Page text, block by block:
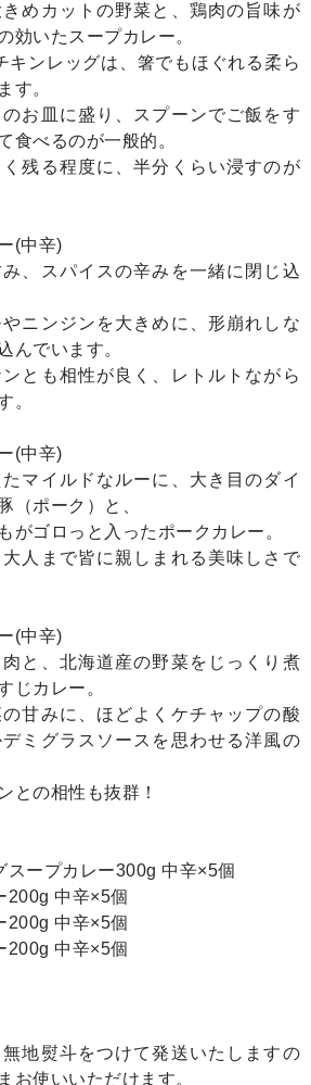
めカットの野菜と、鶏肉の旨味が
効いたスープカレー。
キンレッグは、箸でもほぐれる柔ら
す。
お皿に盛り、スプーンでご飯をす
食べるのが一般的。
残る程度に、半分くらい浸すのが
(中辛)
、スパイスの辛みを一緒に閉じ込
ニンジンを大きめに、形崩れしな
んでいます。
とも相性が良く、レトルトながら
。
(中辛)
マイルドなルーに、大き目のダイ
（ポーク）と、
がゴロっと入ったポークカレー。
人まで皆に親しまれる美味しさで
(中辛)
と、北海道産の野菜をじっくり煮
じカレー。
甘みに、ほどよくケチャップの酸
ミグラスソースを思わせる洋風の
との相性も抜群！
スープカレー300g 中辛×5個
200g 中辛×5個
200g 中辛×5個
200g 中辛×5個
地熨斗をつけて発送いたしますの
お使いいただけます。